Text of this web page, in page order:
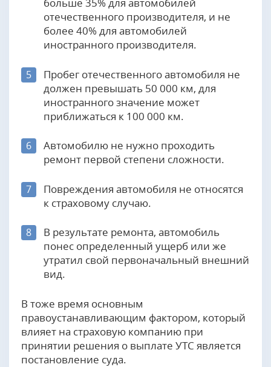
больше 35% для автомобилей
отечественного производителя, и не
более 40% для автомобилей
иностранного производителя.
5
Пробег отечественного автомобиля не
должен превышать 50 000 км, для
иностранного значение может
приближаться к 100 000 км.
6
Автомобилю не нужно проходить
ремонт первой степени сложности.
7
Повреждения автомобиля не относятся
к страховому случаю.
8
В результате ремонта, автомобиль
понес определенный ущерб или же
утратил свой первоначальный внешний
вид.
В тоже время основным
правоустанавливающим фактором, который
влияет на страховую компанию при
принятии решения о выплате УТС является
постановление суда.